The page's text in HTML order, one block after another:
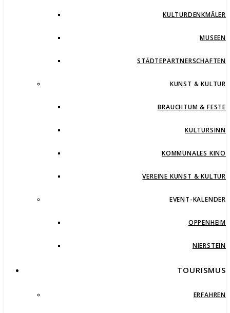
KULTURDENKMÄLER
MUSEEN
STÄDTEPARTNERSCHAFTEN
KUNST & KULTUR
BRAUCHTUM & FESTE
KULTURSINN
KOMMUNALES KINO
VEREINE KUNST & KULTUR
EVENT-KALENDER
OPPENHEIM
NIERSTEIN
TOURISMUS
ERFAHREN